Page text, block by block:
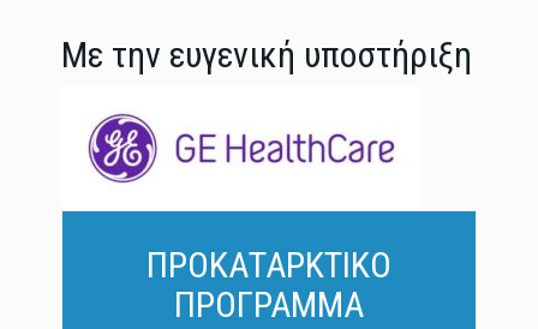
Με την ευγενική υποστήριξη
ΠΡΟΚΑΤΑΡΚΤΙΚΟ
ΠΡΟΓΡΑΜΜΑ